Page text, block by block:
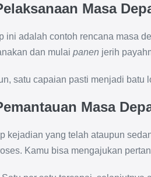
Masa
ini adalah contoh rencana masa
dan mulai panen jerih
satu capaian pasti menjadi batu
Masa
kejadian yang telah ataupun
Kamu bisa mengajukan